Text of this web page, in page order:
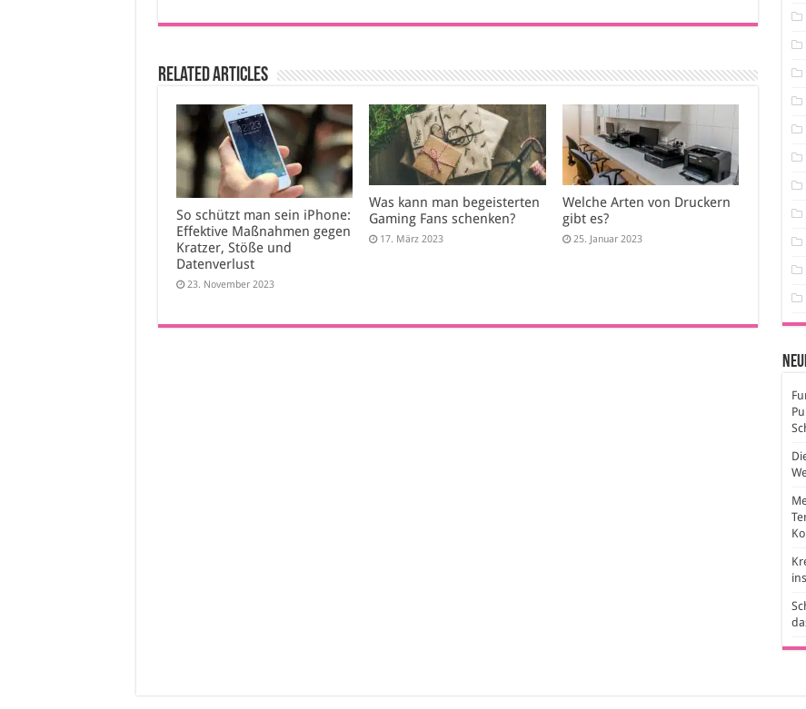
Related Articles
So schützt man sein iPhone:
Effektive Maßnahmen gegen
Kratzer, Stöße und
Datenverlust
23. November 2023
Was kann man begeisterten
Gaming Fans schenken?
17. März 2023
Welche Arten von Druckern
gibt es?
25. Januar 2023